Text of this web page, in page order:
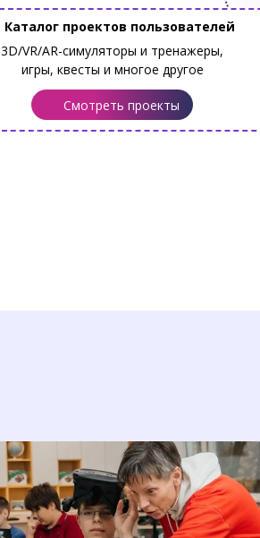
3D/VR/AR-симуляторы и тренажеры,
игры, квесты и многое другое
Каталог проектов пользователей
Смотреть проекты